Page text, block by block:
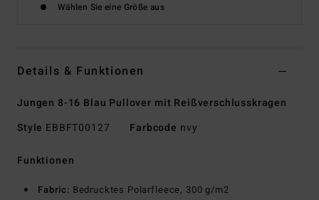
Wählen Sie eine Größe aus
Details & Funktionen
Jungen 8-16 Blau Pullover mit Reißverschlusskragen
Style EBBFT00127 Farbcode nvy
Funktionen
Fabric: Bedrucktes Polarfleece, 300 g/m2